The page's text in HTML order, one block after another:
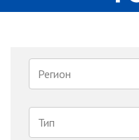
Регион
Тип